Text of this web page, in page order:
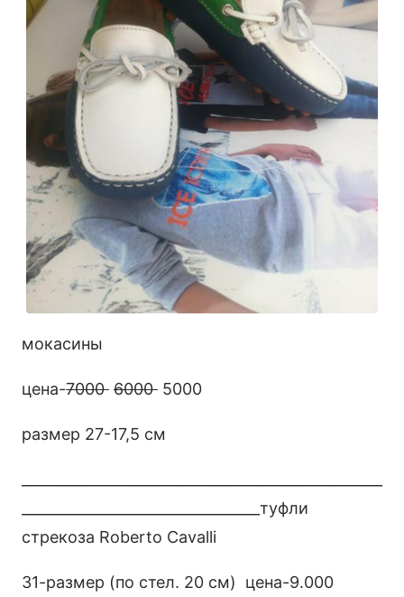
мокасины
цена-7000 6000 5000
размер 27-17,5 см
_________________________________туфли
стрекоза Roberto Cavalli
31-размер (по стел. 20 см) цена-9.000